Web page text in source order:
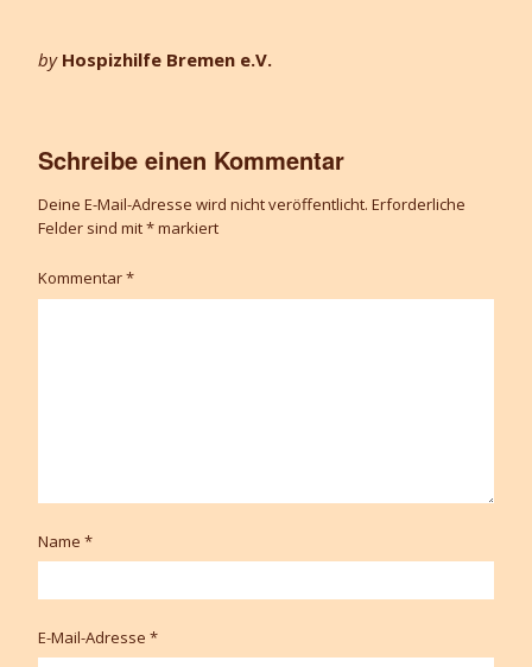
by Hospizhilfe Bremen e.V.
Schreibe einen Kommentar
Deine E-Mail-Adresse wird nicht veröffentlicht. Erforderliche
Felder sind mit*markiert
Kommentar*
Name *
E-Mail-Adresse *